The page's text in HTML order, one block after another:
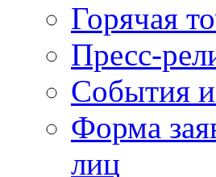
Горячая
Пресс-
События
Форма
лиц